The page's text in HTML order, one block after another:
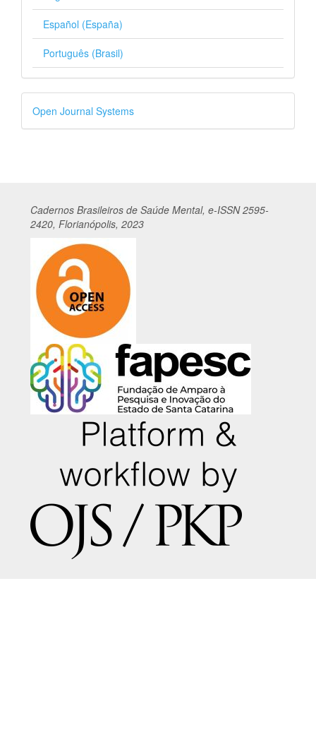
Español (España)
Português (Brasil)
Desenvolvido
por
Open Journal Systems
Cadernos Brasileiros de Saúde Mental, e-ISSN 2595-
2420, Florianópolis, 2023